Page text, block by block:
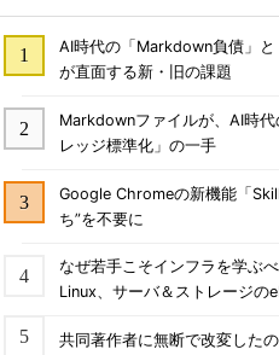
AI時代の「Markdown負債」
が直面する新・旧の課題
Markdownファイルが、AI時
レッジ標準化」の一手
Google Chromeの新機能「
ち”を不要に
なぜ若手こそインフラを学ぶ
Linux、サーバ＆ストレージの
共同著作者に無断で改変した